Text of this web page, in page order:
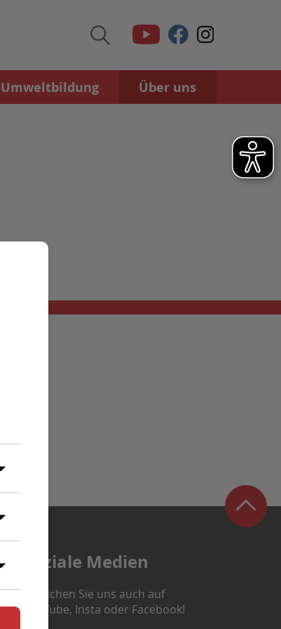
Umweltbildung Über uns
Soziale Medien
Besuchen Sie uns auch auf
YouTube, Insta oder Facebook!